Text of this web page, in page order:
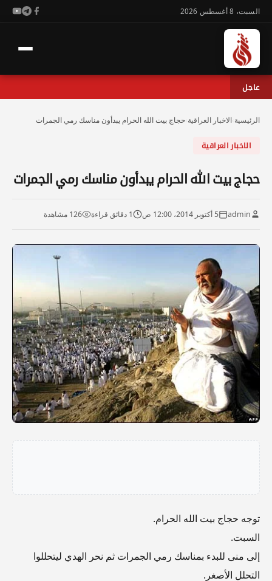
السبت، 8 أغسطس 2026
عاجل
الرئيسية الاخبار العراقية حجاج بيت الله الحرام يبدأون مناسك رمي الجمرات
الاخبار العراقية
حجاج بيت الله الحرام يبدأون مناسك رمي الجمرات
admin 5 أكتوبر 2014، 12:00 ص 1 دقائق قراءة 126 مشاهدة
توجه حجاج بيت الله الحرام.
السبت.
إلى منى للبدء بمناسك رمي الجمرات ثم نحر الهدي ليتحللوا
التحلل الأصغر.